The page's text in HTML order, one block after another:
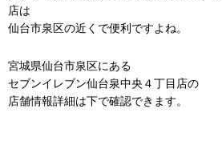
店は
仙台市泉区の近くで便利ですよね。
宮城県仙台市泉区にある
セブンイレブン仙台泉中央４丁目店の
店舗情報詳細は下で確認できます。